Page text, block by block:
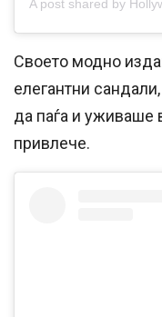
Своето модно
елегантни
да паѓа и уживаше
привлече.